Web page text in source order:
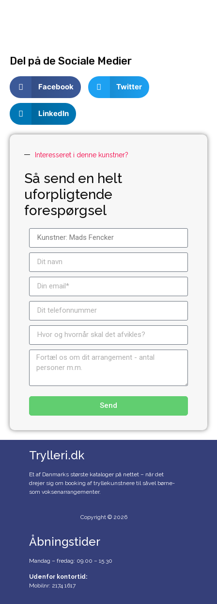
Del på de Sociale Medier
Facebook Twitter
LinkedIn
Interesseret i denne kunstner?
Så send en helt
uforpligtende
forespørgsel
Send
Trylleri.dk
Et af Danmarks største kataloger på nettet – når det
drejer sig om booking af tryllekunstnere til såvel børne-
som voksenarrangementer.
Copyright © 2026
Åbningstider
Mandag – fredag: 09.00 – 15.30
Udenfor kontortid:
Mobilnr: 2174 1617